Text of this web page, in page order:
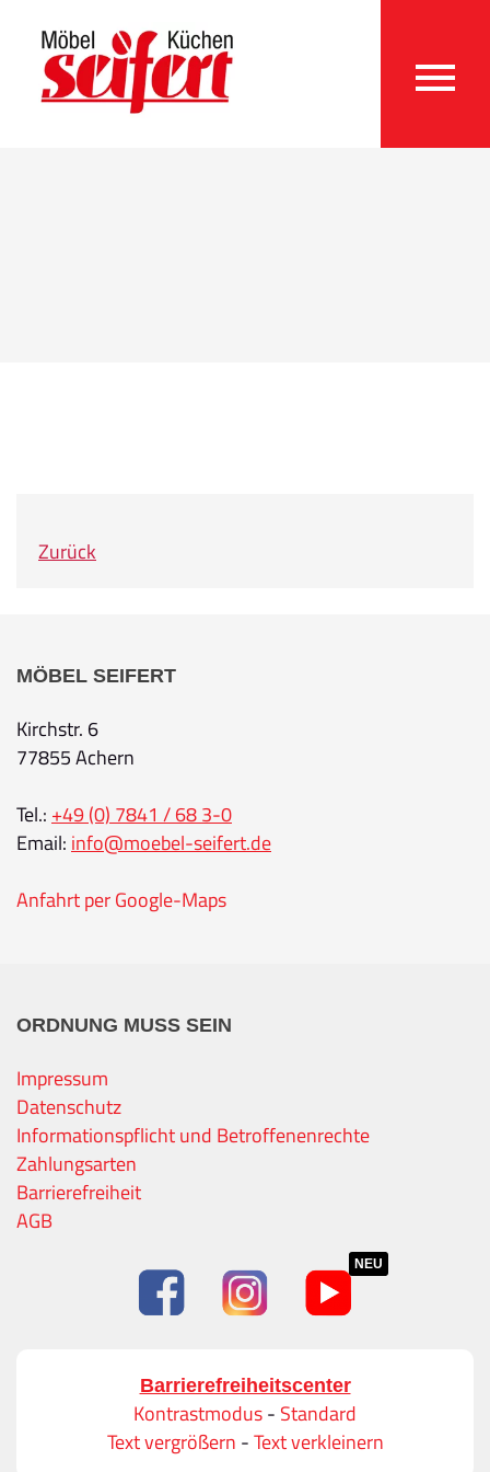
Zurück
MÖBEL SEIFERT
Kirchstr. 6
77855 Achern
Tel.: +49 (0) 7841 / 68 3-0
Email: info@moebel-seifert.de
Anfahrt per Google-Maps
ORDNUNG MUSS SEIN
Impressum
Datenschutz
Informationspflicht und Betroffenenrechte
Zahlungsarten
Barrierefreiheit
AGB
NEU
Barrierefreiheitscenter
Kontrastmodus- Standard
Text vergrößern -Text verkleinern